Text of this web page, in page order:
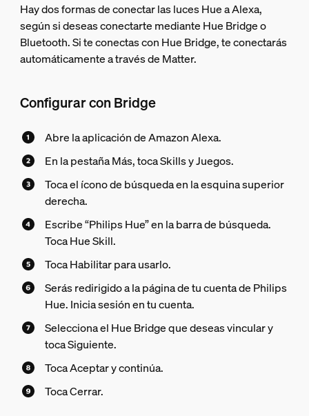
Hay dos formas de conectar las luces Hue a Alexa,
según si deseas conectarte mediante Hue Bridge o
Bluetooth. Si te conectas con Hue Bridge, te conectarás
automáticamente a través de Matter.
Configurar con Bridge
Abre la aplicación de Amazon Alexa.
En la pestaña Más, toca Skills y Juegos.
Toca el ícono de búsqueda en la esquina superior
derecha.
Escribe “Philips Hue” en la barra de búsqueda.
Toca Hue Skill.
Toca Habilitar para usarlo.
Serás redirigido a la página de tu cuenta de Philips
Hue. Inicia sesión en tu cuenta.
Selecciona el Hue Bridge que deseas vincular y
toca Siguiente.
Toca Aceptar y continúa.
Toca Cerrar.